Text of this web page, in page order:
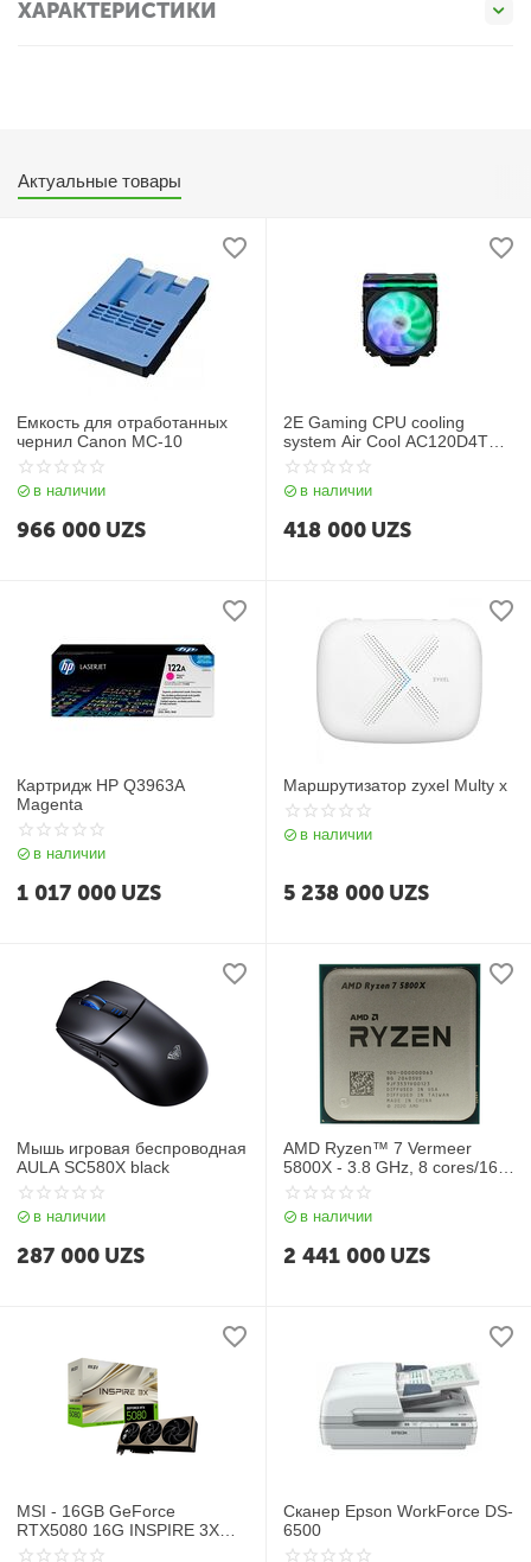
ХАРАКТЕРИСТИКИ
Актуальные товары
Емкость для отработанных
чернил Canon MC-10
в наличии
966 000 UZS
2E Gaming CPU cooling
system Air Cool AC120D4TC-
ARGB, LGA1700, 1366, 1200,
115X, AM5, AM4, AM3, AM3+,
AM2, AM2+, FM2, FM1, 4pin
180W
в наличии
418 000 UZS
Картридж HP Q3963A
Magenta
в наличии
1 017 000 UZS
Маршрутизатор zyxel Multy x
в наличии
5 238 000 UZS
Мышь игровая беспроводная
AULA SC580X black
в наличии
287 000 UZS
AMD Ryzen™ 7 Vermeer
5800X - 3.8 GHz, 8 cores/16
threads, No GPU, AM4 (100-
000000063), oem
в наличии
2 441 000 UZS
MSI - 16GB GeForce
RTX5080 16G INSPIRE 3X
OC
Сканер Epson WorkForce DS-
6500